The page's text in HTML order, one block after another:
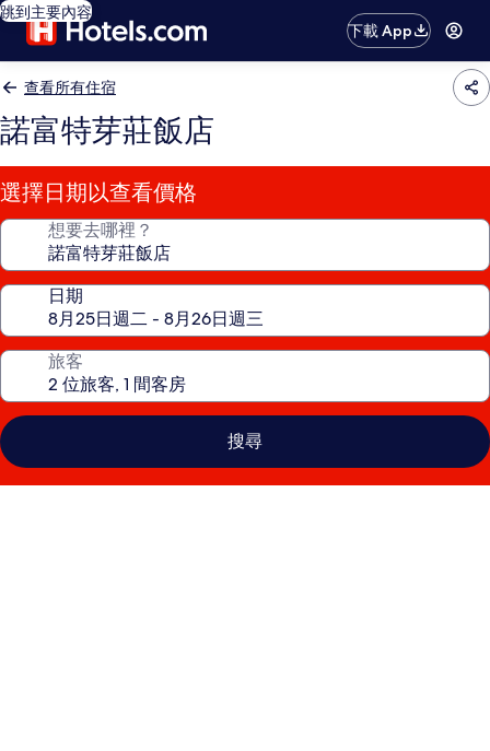
跳到主要內容
下載 App
查看所有住宿
諾富特芽莊飯店
選擇日期以查看價格
想要去哪裡？
日期
旅客
搜尋